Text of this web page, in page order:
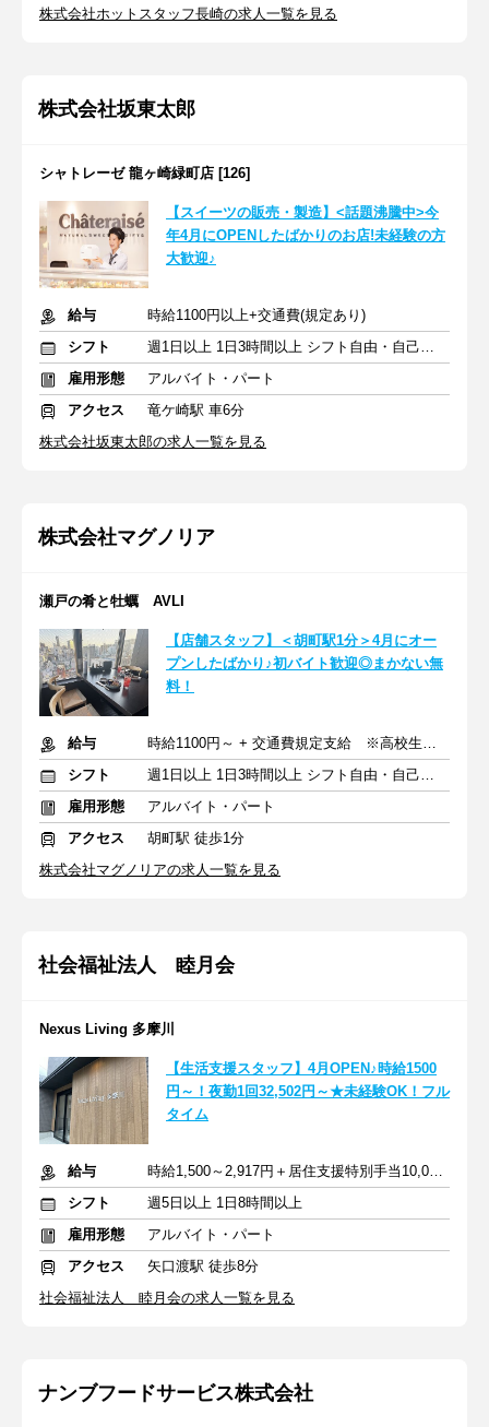
株式会社ホットスタッフ長崎の求人一覧を見る
株式会社坂東太郎
シャトレーゼ 龍ヶ崎緑町店 [126]
【スイーツの販売・製造】<話題沸騰中>今
年4月にOPENしたばかりのお店!未経験の方
大歓迎♪
給与
時給1100円以上+交通費(規定あり)
シフト
週1日以上 1日3時間以上 シフト自由・自己申告
雇用形態
アルバイト・パート
アクセス
竜ケ崎駅 車6分
株式会社坂東太郎の求人一覧を見る
株式会社マグノリア
瀬戸の肴と牡蠣 AVLI
【店舗スタッフ】＜胡町駅1分＞4月にオー
プンしたばかり♪初バイト歓迎◎まかない無
料！
給与
時給1100円～ + 交通費規定支給 ※高校生同時給
シフト
週1日以上 1日3時間以上 シフト自由・自己申告
雇用形態
アルバイト・パート
アクセス
胡町駅 徒歩1分
株式会社マグノリアの求人一覧を見る
社会福祉法人 睦月会
Nexus Living 多摩川
【生活支援スタッフ】4月OPEN♪時給1500
円～！夜勤1回32,502円～★未経験OK！フル
タイム
給与
時給1,500～2,917円＋居住支援特別手当10,000円～＋交通費
シフト
週5日以上 1日8時間以上
雇用形態
アルバイト・パート
アクセス
矢口渡駅 徒歩8分
社会福祉法人 睦月会の求人一覧を見る
ナンブフードサービス株式会社